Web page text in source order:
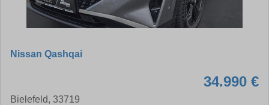
Nissan Qashqai
34.990 €
Bielefeld, 33719